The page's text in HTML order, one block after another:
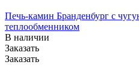
Печь-камин Бранденбург с
теплообменником
В наличии
Заказать
Заказать